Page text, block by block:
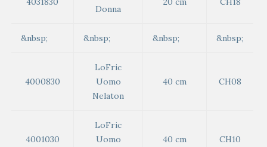
Donna
&nbsp; &nbsp; &nbsp; &nbsp;
4000830
LoFric
Uomo
Nelaton
40 cm CH08
4001030
LoFric
Uomo
40 cm CH10